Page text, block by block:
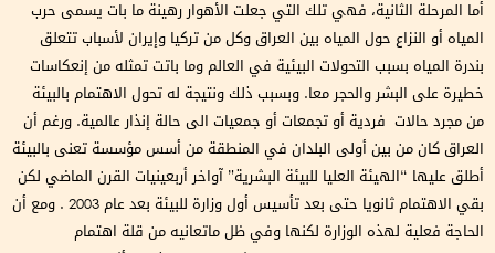
أما المرحلة الثانية، فهي تلك التي جعلت الأهوار رهينة ما بات يسمى حرب
المياه أو النزاع حول المياه بين العراق وكل من تركيا وإيران لأسباب تتعلق
بندرة المياه بسبب التحولات البيئية في العالم وما باتت تمثله من إنعكاسات
خطيرة على البشر والحجر معا. وبسبب ذلك ونتيجة له تحول الاهتمام بالبيئة
من مجرد حالات فردية أو تجمعات أو جمعيات الى حالة إنذار عالمية. ورغم أن
العراق كان من بين أولى البلدان في المنطقة من أسس مؤسسة تعنى بالبيئة
أطلق عليها “الهيئة العليا للبيئة البشرية” آواخر أربعينيات القرن الماضي لكن
بقي الاهتمام ثانويا حتى بعد تأسيس أول وزارة للبيئة بعد عام 2003 . ومع أن
الحاجة فعلية لهذه الوزارة لكنها وفي ظل ماتعانيه من قلة اهتمام